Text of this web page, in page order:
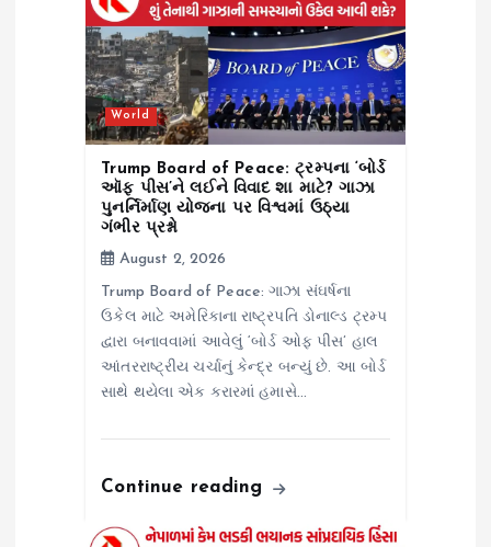
World
Trump Board of Peace: ટ્રમ્પના ‘બોર્ડ
ઑફ પીસ’ને લઈને વિવાદ શા માટે? ગાઝા
પુનર્નિર્માણ યોજના પર વિશ્વમાં ઉઠ્યા
ગંભીર પ્રશ્નો
August 2, 2026
Trump Board of Peace: ગાઝા સંઘર્ષના
ઉકેલ માટે અમેરિકાના રાષ્ટ્રપતિ ડોનાલ્ડ ટ્રમ્પ
દ્વારા બનાવવામાં આવેલું ‘બોર્ડ ઓફ પીસ’ હાલ
આંતરરાષ્ટ્રીય ચર્ચાનું કેન્દ્ર બન્યું છે. આ બોર્ડ
સાથે થયેલા એક કરારમાં હમાસે…
Continue reading